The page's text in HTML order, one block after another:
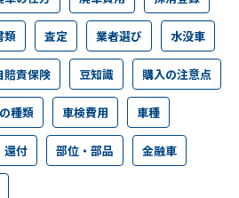
類 査定 業者選び 水没車
賠責保険 豆知識 購入の注意点
種類 車検費用 車種
還付 部位・部品 金融車